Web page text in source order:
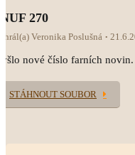
270
Veronika Poslušná
nové číslo farních
STÁHNOUT SOUBOR